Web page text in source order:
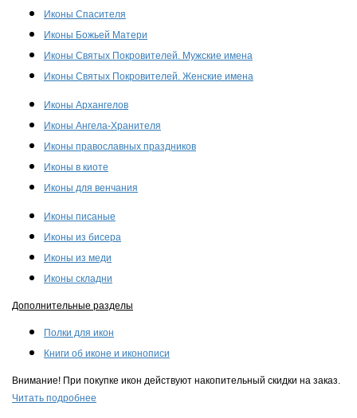
Иконы Спасителя
Иконы Божьей Матери
Иконы Святых Покровителей. Мужские имена
Иконы Святых Покровителей. Женские имена
Иконы Архангелов
Иконы Ангела-Хранителя
Иконы православных праздников
Иконы в киоте
Иконы для венчания
Иконы писаные
Иконы из бисера
Иконы из меди
Иконы складни
Дополнительные разделы
Полки для икон
Книги об иконе и иконописи
Внимание! При покупке икон действуют накопительный скидки на заказ.
Читать подробнее